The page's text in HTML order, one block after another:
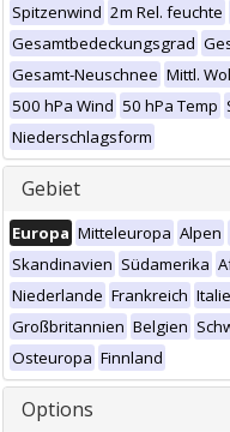
Spitzenwind 2m Rel. feuchte
Gesamtbedeckungsgrad
Gesamt-Neuschnee Mittl.
500 hPa Wind 50 hPa Temp
Niederschlagsform
Gebiet
Europa Mitteleuropa Alpen
Skandinavien Südamerika
Niederlande Frankreich
Großbritannien Belgien
Osteuropa Finnland
Options